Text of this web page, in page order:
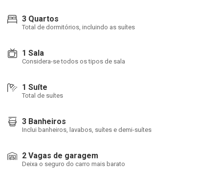
3 Quartos
Total de dormitórios, incluindo as suítes
1 Sala
Considera-se todos os tipos de sala
1 Suíte
Total de suítes
3 Banheiros
Inclui banheiros, lavabos, suítes e demi-suítes
2 Vagas de garagem
Deixa o seguro do carro mais barato